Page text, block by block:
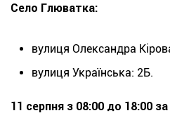
Село Глюватка:
вулиця Олександра
вулиця Українська: 2Б.
11 серпня з 08:00 до 18:00